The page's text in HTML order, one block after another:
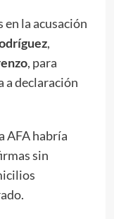
la acusación
,
, para
a declaración
AFA habría
sin